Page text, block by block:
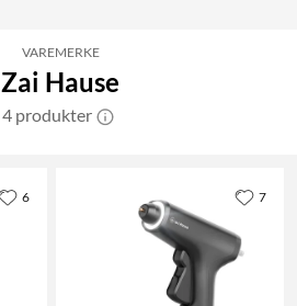
VAREMERKE
Zai Hause
4 produkter
6 7